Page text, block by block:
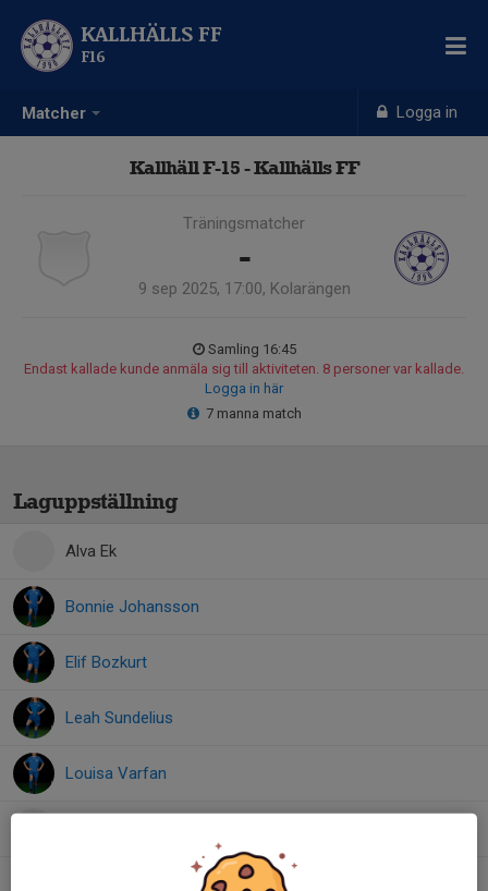
Matcher Logga in
KALLHÄLLS FF
F16
Kallhäll F-15 - Kallhälls FF
Träningsmatcher
-
9 sep 2025, 17:00, Kolarängen
Samling 16:45
Endast kallade kunde anmäla sig till aktiviteten. 8 personer var kallade.
Logga in här
7 manna match
Laguppställning
Alva Ek
Bonnie Johansson
Elif Bozkurt
Leah Sundelius
Louisa Varfan